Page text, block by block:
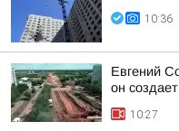
10:36
Евгений
он
10:27